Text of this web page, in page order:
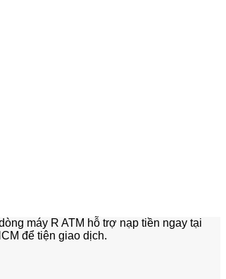
máy R ATM hỗ trợ nạp tiền ngay tại
để tiện giao dịch.